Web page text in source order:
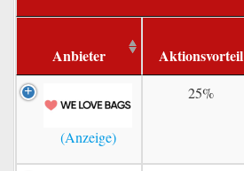
Anbieter Aktionsvorteil
25%